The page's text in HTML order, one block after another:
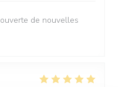
de nouvelles